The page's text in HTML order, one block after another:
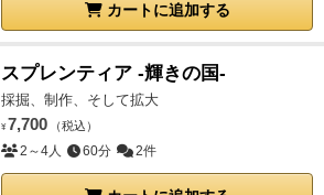
カートに追加する
スプレンティア -輝きの国-
採掘、制作、そして拡大
¥ 7,700 （税込）
2～4人 60分 2件